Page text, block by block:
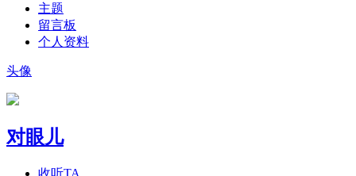
主题
留言板
个人资料
头像
对眼儿
收听TA